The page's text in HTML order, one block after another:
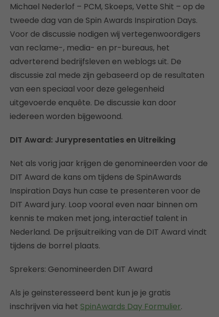
Michael Nederlof – PCM, Skoeps, Vette Shit – op de
tweede dag van de Spin Awards Inspiration Days.
Voor de discussie nodigen wij vertegenwoordigers
van reclame-, media- en pr-bureaus, het
adverterend bedrijfsleven en weblogs uit. De
discussie zal mede zijn gebaseerd op de resultaten
van een speciaal voor deze gelegenheid
uitgevoerde enquête. De discussie kan door
iedereen worden bijgewoond.
DIT Award: Jurypresentaties en Uitreiking
Net als vorig jaar krijgen de genomineerden voor de
DIT Award de kans om tijdens de SpinAwards
Inspiration Days hun case te presenteren voor de
DIT Award jury. Loop vooral even naar binnen om
kennis te maken met jong, interactief talent in
Nederland. De prijsuitreiking van de DIT Award vindt
tijdens de borrel plaats.
Sprekers: Genomineerden DIT Award
Als je geinsteresseerd bent kun je je gratis
inschrijven via het SpinAwards Day Formulier.